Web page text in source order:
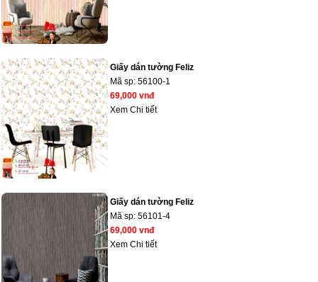
Giấy dán tường Feliz
Mã sp: 56100-1
69,000 vnđ
Xem Chi tiết
Giấy dán tường Feliz
Mã sp: 56101-4
69,000 vnđ
Xem Chi tiết